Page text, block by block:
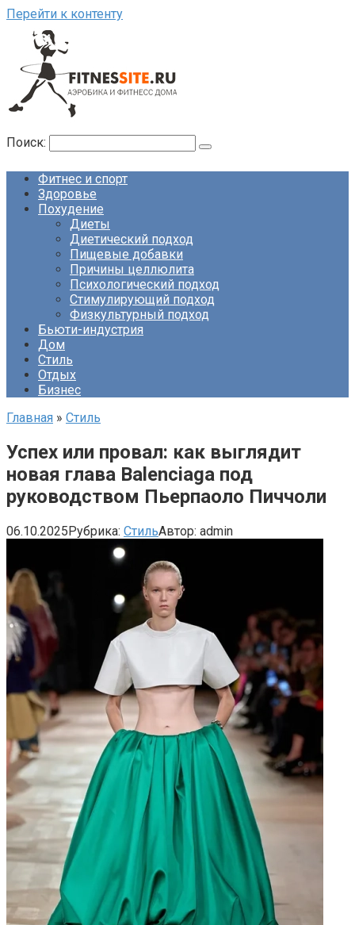
Перейти к контенту
Поиск:
Фитнес и спорт
Здоровье
Похудение
Диеты
Диетический подход
Пищевые добавки
Причины целлюлита
Психологический подход
Стимулирующий подход
Физкультурный подход
Бьюти-индустрия
Дом
Стиль
Отдых
Бизнес
Главная » Стиль
Успех или провал: как выглядит
новая глава Balenciaga под
руководством Пьерпаоло Пиччоли
06.10.2025Рубрика: СтильАвтор: admin